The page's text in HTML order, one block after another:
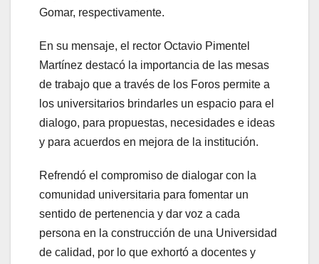
Gomar, respectivamente.
En su mensaje, el rector Octavio Pimentel
Martínez destacó la importancia de las mesas
de trabajo que a través de los Foros permite a
los universitarios brindarles un espacio para el
dialogo, para propuestas, necesidades e ideas
y para acuerdos en mejora de la institución.
Refrendó el compromiso de dialogar con la
comunidad universitaria para fomentar un
sentido de pertenencia y dar voz a cada
persona en la construcción de una Universidad
de calidad, por lo que exhortó a docentes y